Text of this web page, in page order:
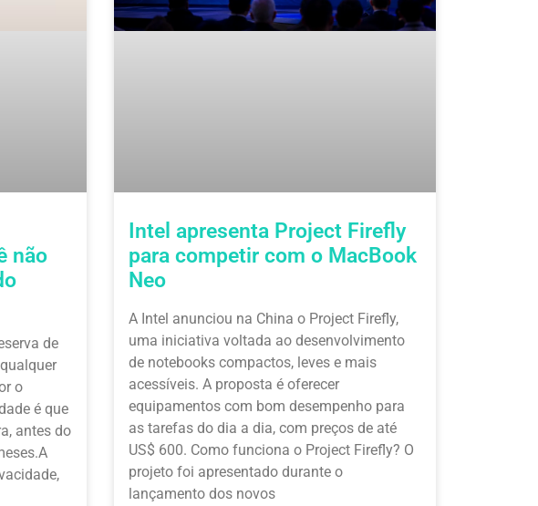
não
de
o
é que
antes do
Intel apresenta Project Firefly
para competir com o MacBook
Neo
A Intel anunciou na China o Project Firefly,
uma iniciativa voltada ao desenvolvimento
de notebooks compactos, leves e mais
acessíveis. A proposta é oferecer
equipamentos com bom desempenho para
as tarefas do dia a dia, com preços de até
US$ 600. Como funciona o Project Firefly? O
projeto foi apresentado durante o
lançamento dos novos